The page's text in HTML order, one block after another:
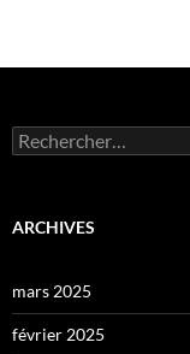
Rechercher :
ARCHIVES
mars 2025
février 2025